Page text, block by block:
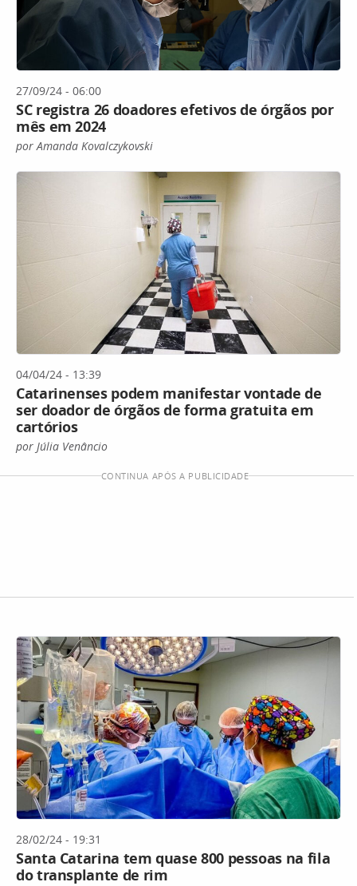
27/09/24 - 06:00
SC registra 26 doadores efetivos de órgãos por
mês em 2024
por Amanda Kovalczykovski
04/04/24 - 13:39
Catarinenses podem manifestar vontade de
ser doador de órgãos de forma gratuita em
cartórios
por Júlia Venâncio
CONTINUA APÓS A PUBLICIDADE
28/02/24 - 19:31
Santa Catarina tem quase 800 pessoas na fila
do transplante de rim